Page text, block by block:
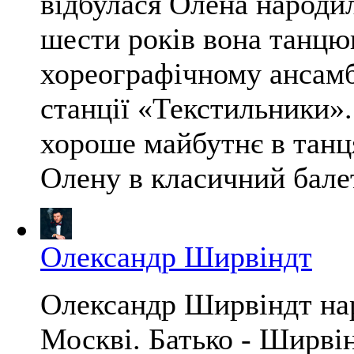
шести років вона
хореографічному
станції
хороше майбутнє в
Олену в класичний
Олександр Ширвіндт
Олександр Ширвіндт
Москві. Батько -